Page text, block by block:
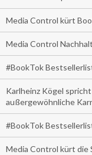
Media Control kürt
Media Control
#BookTok
Karlheinz Kögel
außergewöhnliche
#BookTok
Media Control kürt die